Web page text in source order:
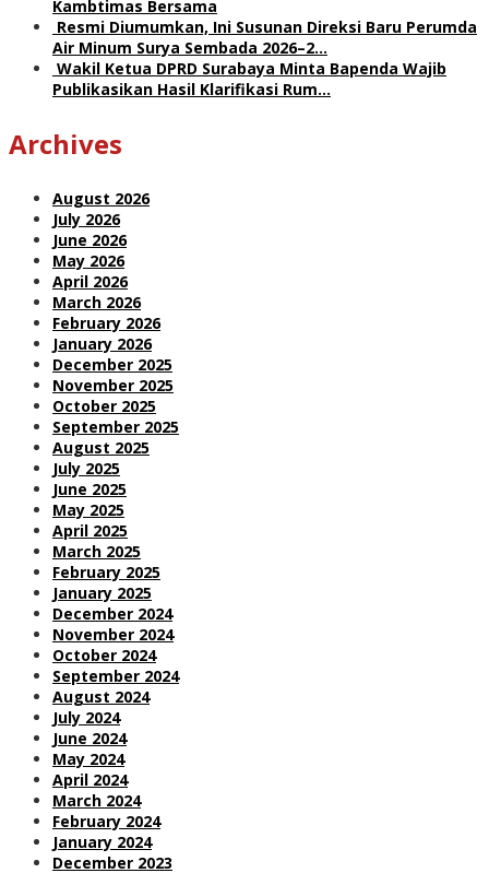
Kambtimas Bersama
Resmi Diumumkan, Ini Susunan Direksi Baru Perumda
Air Minum Surya Sembada 2026–2…
Wakil Ketua DPRD Surabaya Minta Bapenda Wajib
Publikasikan Hasil Klarifikasi Rum…
Archives
August 2026
July 2026
June 2026
May 2026
April 2026
March 2026
February 2026
January 2026
December 2025
November 2025
October 2025
September 2025
August 2025
July 2025
June 2025
May 2025
April 2025
March 2025
February 2025
January 2025
December 2024
November 2024
October 2024
September 2024
August 2024
July 2024
June 2024
May 2024
April 2024
March 2024
February 2024
January 2024
December 2023